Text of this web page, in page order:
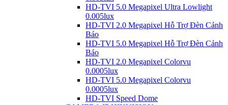
HD-TVI 5.0 Megapixel Ultra Lowlight
0.005lux
HD-TVI 2.0 Megapixel Hỗ Trợ Đèn Cảnh
Báo
HD-TVI 5.0 Megapixel Hỗ Trợ Đèn Cảnh
Báo
HD-TVI 2.0 Megapixel Colorvu
0.0005lux
HD-TVI 5.0 Megapixel Colorvu
0.0005lux
HD-TVI Speed Dome